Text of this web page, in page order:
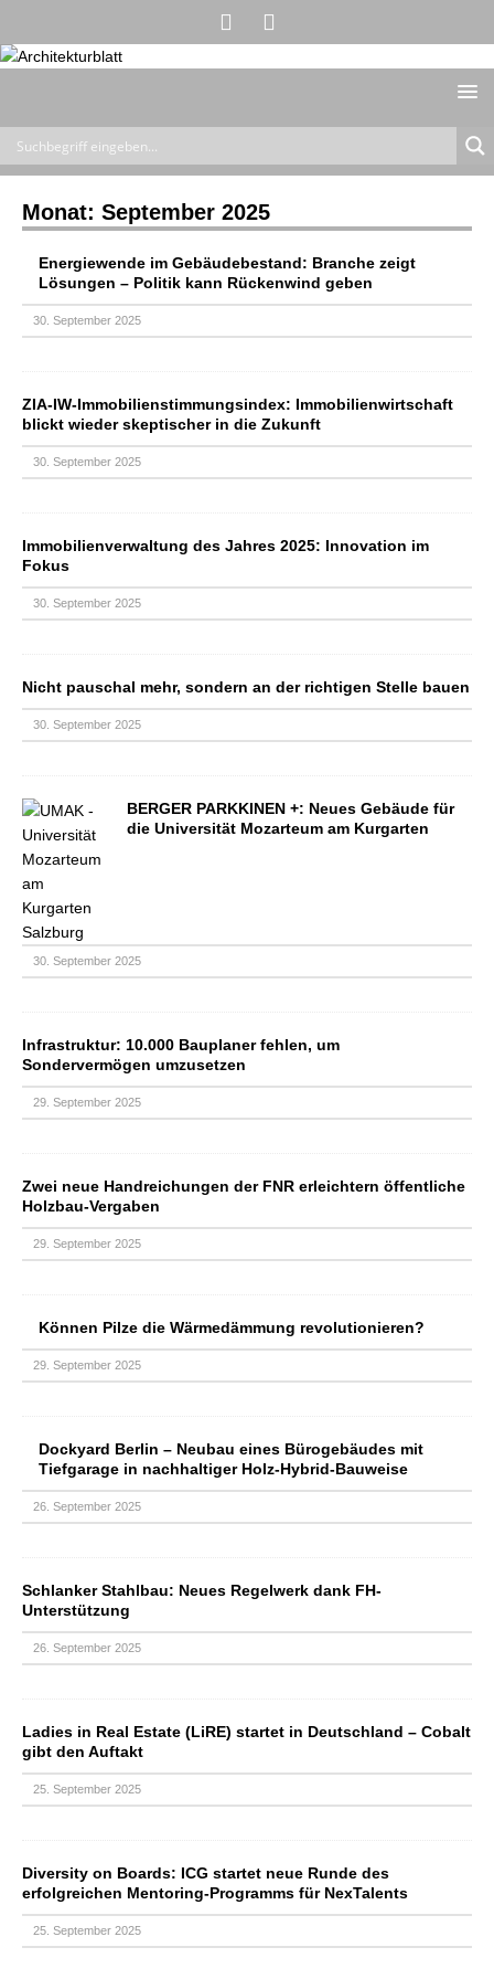
Monat: September 2025
Energiewende im Gebäudebestand: Branche zeigt
Lösungen – Politik kann Rückenwind geben
30. September 2025
ZIA-IW-Immobilienstimmungsindex: Immobilienwirtschaft
blickt wieder skeptischer in die Zukunft
30. September 2025
Immobilienverwaltung des Jahres 2025: Innovation im
Fokus
30. September 2025
Nicht pauschal mehr, sondern an der richtigen Stelle bauen
30. September 2025
BERGER PARKKINEN +: Neues Gebäude für
die Universität Mozarteum am Kurgarten
30. September 2025
Infrastruktur: 10.000 Bauplaner fehlen, um
Sondervermögen umzusetzen
29. September 2025
Zwei neue Handreichungen der FNR erleichtern öffentliche
Holzbau-Vergaben
29. September 2025
Können Pilze die Wärmedämmung revolutionieren?
29. September 2025
Dockyard Berlin – Neubau eines Bürogebäudes mit
Tiefgarage in nachhaltiger Holz-Hybrid-Bauweise
26. September 2025
Schlanker Stahlbau: Neues Regelwerk dank FH-
Unterstützung
26. September 2025
Ladies in Real Estate (LiRE) startet in Deutschland – Cobalt
gibt den Auftakt
25. September 2025
Diversity on Boards: ICG startet neue Runde des
erfolgreichen Mentoring-Programms für NexTalents
25. September 2025